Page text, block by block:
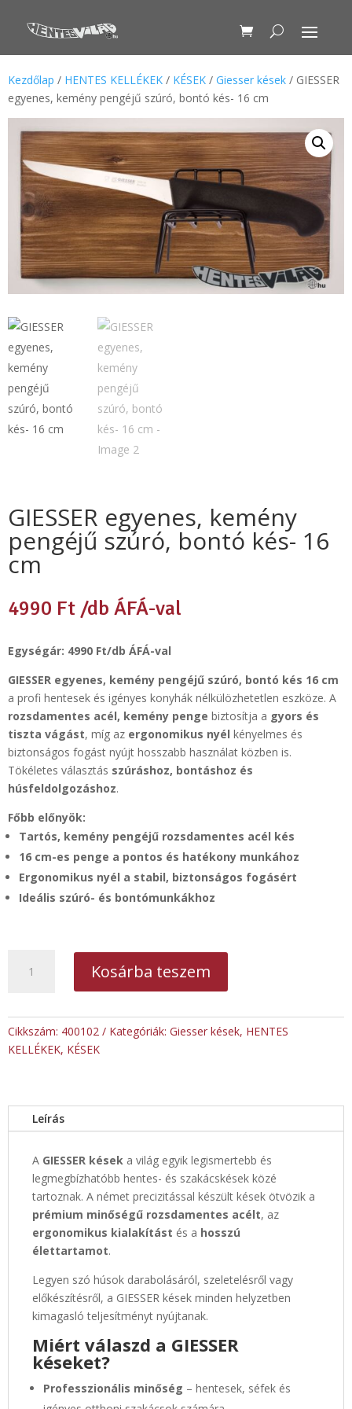
Kezdőlap / HENTES KELLÉKEK / KÉSEK / Giesser kések / GIESSER
egyenes, kemény pengéjű szúró, bontó kés- 16 cm
GIESSER egyenes, kemény
pengéjű szúró, bontó kés- 16
cm
4990 Ft /db ÁFÁ-val
Egységár: 4990 Ft/db ÁFÁ-val
GIESSER egyenes, kemény pengéjű szúró, bontó kés 16 cm
a profi hentesek és igényes konyhák nélkülözhetetlen eszköze. A
rozsdamentes acél, kemény penge biztosítja a gyors és
tiszta vágást, míg az ergonomikus nyél kényelmes és
biztonságos fogást nyújt hosszabb használat közben is.
Tökéletes választás szúráshoz, bontáshoz és
húsfeldolgozáshoz.
Főbb előnyök:
Tartós, kemény pengéjű rozsdamentes acél kés
16 cm-es penge a pontos és hatékony munkához
Ergonomikus nyél a stabil, biztonságos fogásért
Ideális szúró- és bontómunkákhoz
egyenes,
szúró,
bontó
cm
mennyiség
Kosárba teszem
Cikkszám: 400102 Kategóriák: Giesser kések, HENTES
KELLÉKEK, KÉSEK
Leírás
A GIESSER kések a világ egyik legismertebb és
legmegbízhatóbb hentes- és szakácskések közé
tartoznak. A német precizitással készült kések ötvözik a
prémium minőségű rozsdamentes acélt, az
ergonomikus kialakítást és a hosszú
élettartamot.
Legyen szó húsok darabolásáról, szeletelésről vagy
előkészítésről, a GIESSER kések minden helyzetben
kimagasló teljesítményt nyújtanak.
Miért válaszd a GIESSER
késeket?
Professzionális minőség – hentesek, séfek és